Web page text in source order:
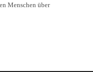
Menschen über